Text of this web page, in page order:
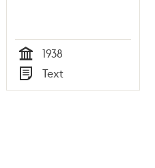
Tid
1938
Typ
Text